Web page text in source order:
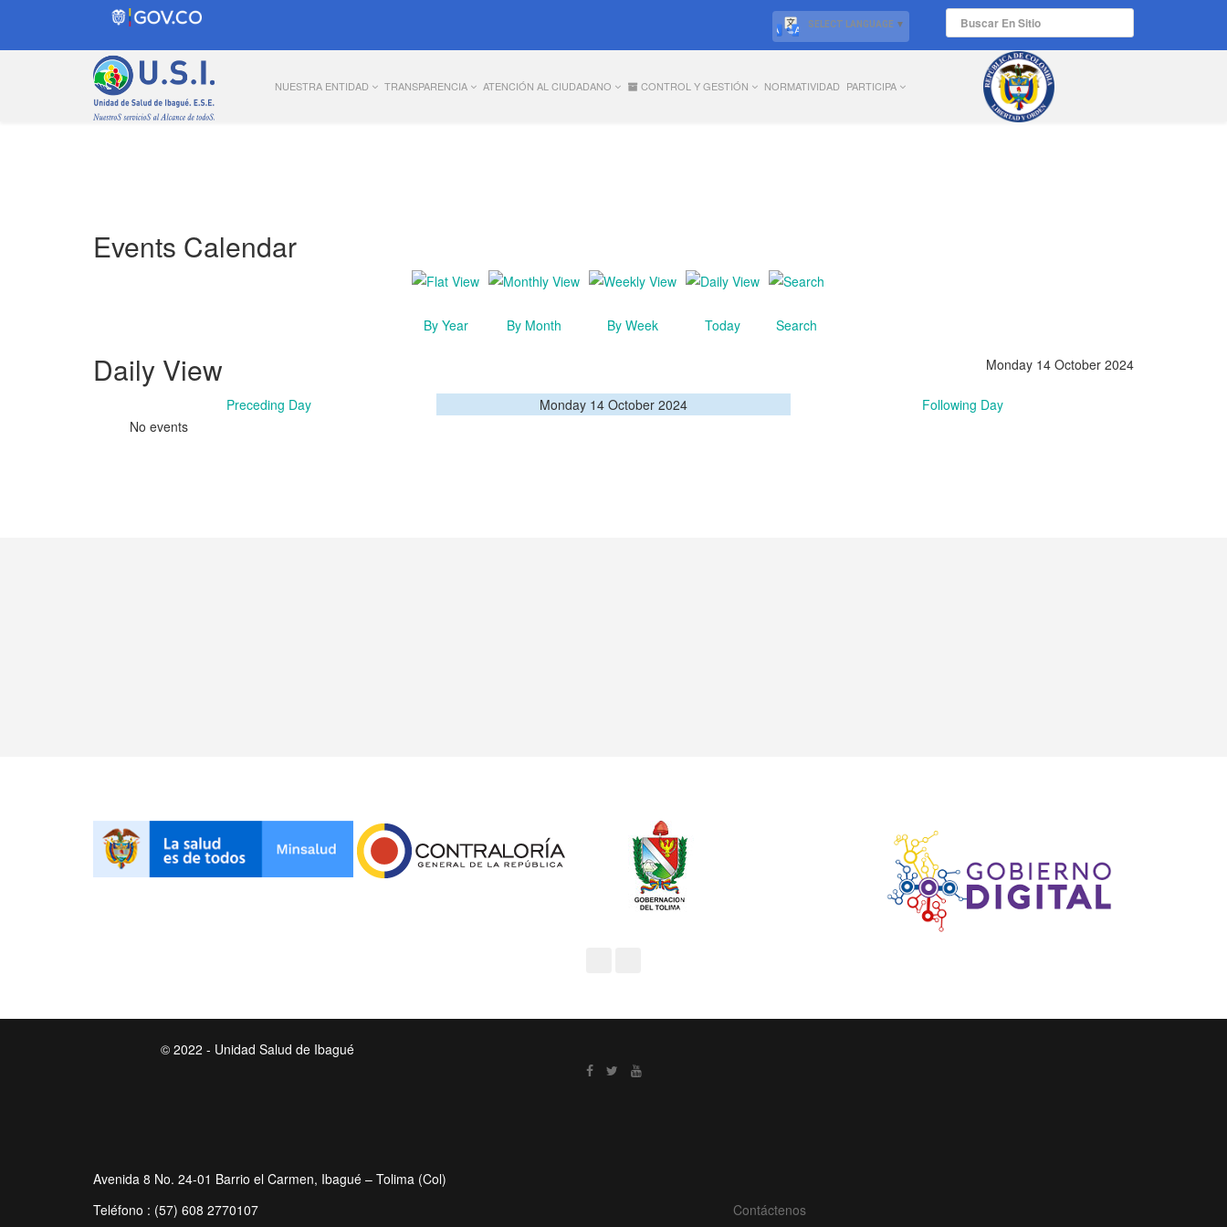
SELECT LANGUAGE ▼
NUESTRA ENTIDAD TRANSPARENCIA ATENCIÓN AL CIUDADANO CONTROL Y GESTIÓN NORMATIVIDAD PARTICIPA
Events Calendar
By Year By Month By Week Today Search
Daily View Monday 14 October 2024
Preceding Day Monday 14 October 2024
Following Day
No events
© 2022 - Unidad Salud de Ibagué
Avenida 8 No. 24-01 Barrio el Carmen, Ibagué – Tolima (Col)
Teléfono : (57) 608 2770107
Contáctenos